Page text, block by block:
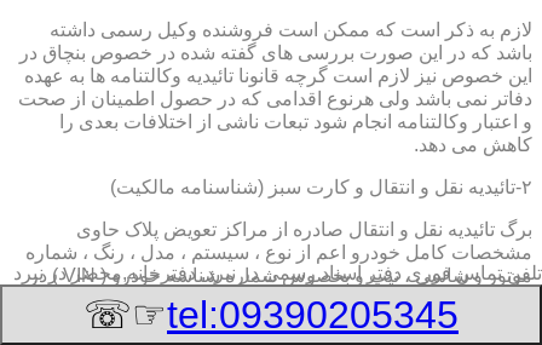
لازم به ذکر است که ممکن است فروشنده وکیل رسمی داشته
باشد که در این صورت بررسی های گفته شده در خصوص بنچاق در
این خصوص نیز لازم است گرچه قانونا تائیدیه وکالتنامه ها به عهده
دفاتر نمی باشد ولی هرنوع اقدامی که در حصول اطمینان از صحت
و اعتبار وکالتنامه انجام شود تبعات ناشی از اختلافات بعدی را
کاهش می دهد.
۲-تائیدیه نقل و انتقال و کارت سبز (شناسنامه مالکیت)
برگ تائیدیه نقل و انتقال صادره از مراکز تعویض پلاک حاوی
مشخصات کامل خودرو اعم از نوع ، سیستم ، مدل ، رنگ ، شماره
موتور و شاسی ، تیپ و بخصوس شماره شناسه خودرو ( VIN ) در
صدر صفحه و مشخصات فروشنده و خریدار اعم از مشخصات
سجلی و شماره ملی و کدپستی و آدرس و شماره انتظامی
تلفن تماس فوری دفتر اسناد رسمی در نبرد, دفترخانه,محضر در نبرد
tel:09390205345
☞☏